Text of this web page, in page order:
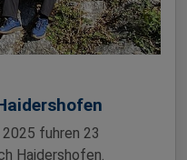
fuhren 23
Haidershofen.